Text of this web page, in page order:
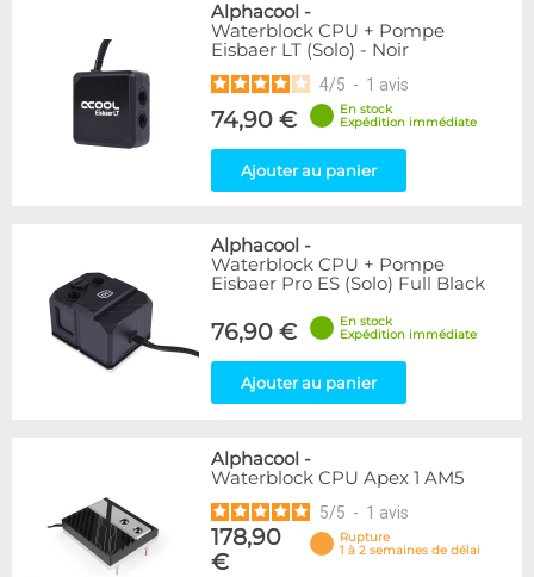
Alphacool -
Waterblock CPU + Pompe
Eisbaer LT (Solo) - Noir
4/5 - 1 avis
74,90 €
En stock
Expédition immédiate
Ajouter au panier
Alphacool -
Waterblock CPU + Pompe
Eisbaer Pro ES (Solo) Full Black
76,90 €
En stock
Expédition immédiate
Ajouter au panier
Alphacool -
Waterblock CPU Apex 1 AM5
5/5 - 1 avis
178,90
€
Rupture
1 à 2 semaines de délai